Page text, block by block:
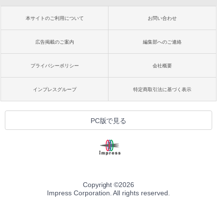
本サイトのご利用について お問い合わせ
広告掲載のご案内 編集部へのご連絡
プライバシーポリシー 会社概要
インプレスグループ 特定商取引法に基づく表示
PC版で見る
Copyright ©2026
Impress Corporation. All rights reserved.